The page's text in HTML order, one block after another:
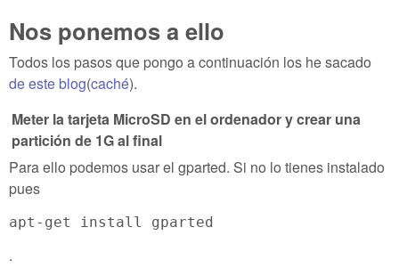
Nos ponemos a ello
Todos los pasos que pongo a continuación los he sacado
de este blog(caché).
Meter la tarjeta MicroSD en el ordenador y crear una
partición de 1G al final
Para ello podemos usar el gparted. Si no lo tienes instalado
pues
apt-get install gparted
.